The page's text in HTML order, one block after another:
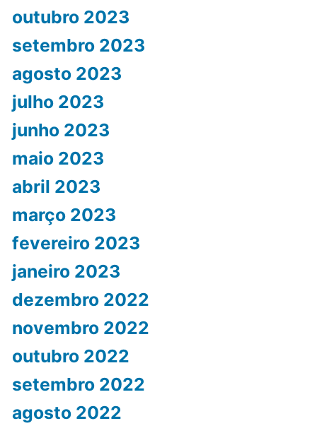
outubro 2023
setembro 2023
agosto 2023
julho 2023
junho 2023
maio 2023
abril 2023
março 2023
fevereiro 2023
janeiro 2023
dezembro 2022
novembro 2022
outubro 2022
setembro 2022
agosto 2022